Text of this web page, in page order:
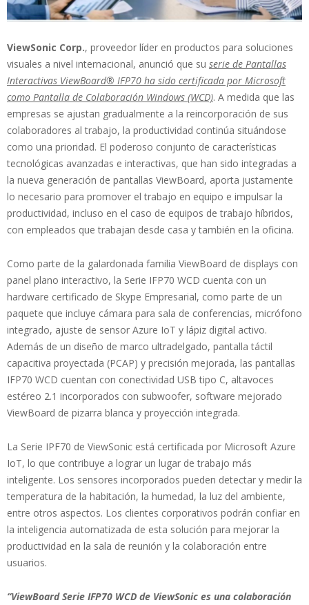
ViewSonic Corp., proveedor líder en productos para soluciones
visuales a nivel internacional, anunció que su serie de Pantallas
Interactivas ViewBoard® IFP70 ha sido certificada por Microsoft
como Pantalla de Colaboración Windows (WCD). A medida que las
empresas se ajustan gradualmente a la reincorporación de sus
colaboradores al trabajo, la productividad continúa situándose
como una prioridad. El poderoso conjunto de características
tecnológicas avanzadas e interactivas, que han sido integradas a
la nueva generación de pantallas ViewBoard, aporta justamente
lo necesario para promover el trabajo en equipo e impulsar la
productividad, incluso en el caso de equipos de trabajo híbridos,
con empleados que trabajan desde casa y también en la oficina.
Como parte de la galardonada familia ViewBoard de displays con
panel plano interactivo, la Serie IFP70 WCD cuenta con un
hardware certificado de Skype Empresarial, como parte de un
paquete que incluye cámara para sala de conferencias, micrófono
integrado, ajuste de sensor Azure IoT y lápiz digital activo.
Además de un diseño de marco ultradelgado, pantalla táctil
capacitiva proyectada (PCAP) y precisión mejorada, las pantallas
IFP70 WCD cuentan con conectividad USB tipo C, altavoces
estéreo 2.1 incorporados con subwoofer, software mejorado
ViewBoard de pizarra blanca y proyección integrada.
La Serie IPF70 de ViewSonic está certificada por Microsoft Azure
IoT, lo que contribuye a lograr un lugar de trabajo más
inteligente. Los sensores incorporados pueden detectar y medir la
temperatura de la habitación, la humedad, la luz del ambiente,
entre otros aspectos. Los clientes corporativos podrán confiar en
la inteligencia automatizada de esta solución para mejorar la
productividad en la sala de reunión y la colaboración entre
usuarios.
“ViewBoard Serie IFP70 WCD de ViewSonic es una colaboración